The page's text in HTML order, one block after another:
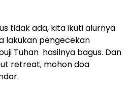
tidak ada, kita ikuti alurnya
lakukan pengecekan
Tuhan hasilnya bagus. Dan
retreat, mohon doa